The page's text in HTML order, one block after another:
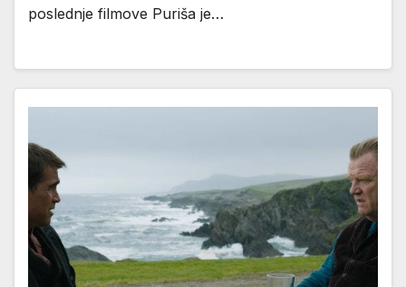
poslednje filmove Puriša je…